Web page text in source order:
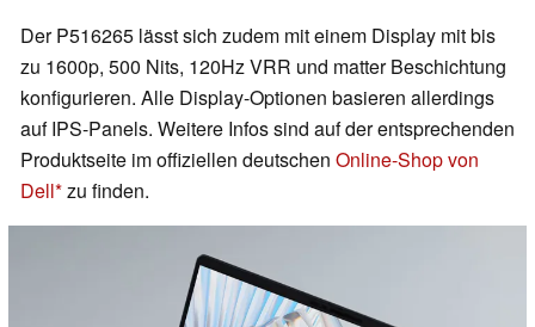
Der P516265 lässt sich zudem mit einem Display mit bis
zu 1600p, 500 Nits, 120Hz VRR und matter Beschichtung
konfigurieren. Alle Display-Optionen basieren allerdings
auf IPS-Panels. Weitere Infos sind auf der entsprechenden
Produktseite im offiziellen deutschen Online-Shop von
Dell zu finden.